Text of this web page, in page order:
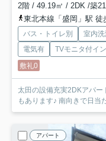
2階 / 49.19㎡ / 2DK /築
東北本線「盛岡」駅 徒
バス・トイレ別 室内
電気有
TVモニタ付イ
敷礼0
太田の設備充実2DKアパートです！ 追い焚きや浴室乾
もあります♪ 南向
アパート